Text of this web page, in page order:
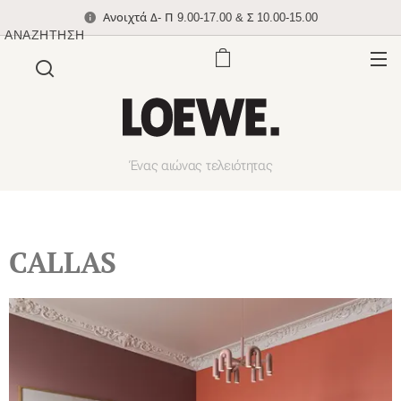
Ανοιχτά Δ- Π 9.00-17.00 & Σ 10.00-15.00
Ένας αιώνας τελειότητας
ΑΝΑΖΉΤΗΣΗ
CALLAS